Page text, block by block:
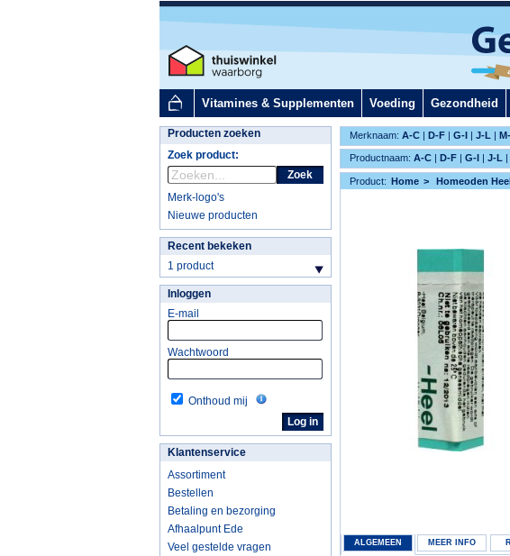
Vitamines & Supplementen Voeding Gezondheid
Merknaam: A-C | D-F | G-I | J-L |
Productnaam: A-C | D-F | G-I | J-L |
Producten zoeken
Zoek product:
Zoek
Merk-logo's
Nieuwe producten
Recent bekeken
1 product
Inloggen
E-mail
Wachtwoord
Onthoud mij
Klantenservice
Assortiment
Bestellen
Betaling en bezorging
Afhaalpunt Ede
Veel gestelde vragen
Product: Home Homeoden
ALGEMEEN MEER INFO